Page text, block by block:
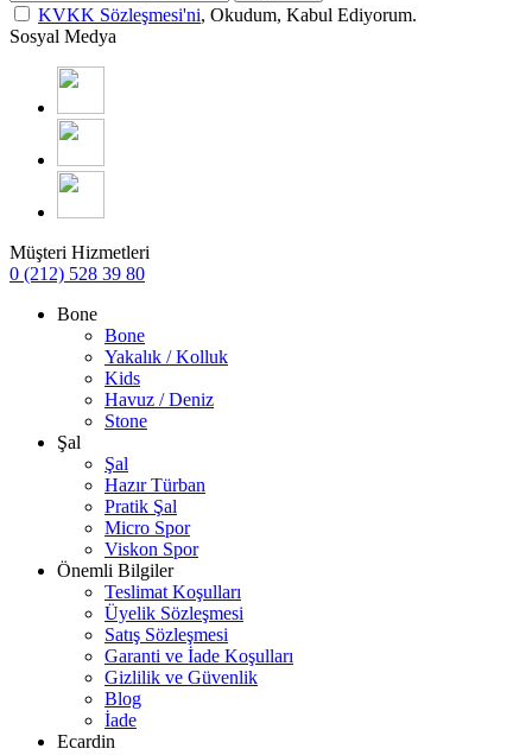
KVKK Sözleşmesi'ni, Okudum, Kabul Ediyorum.
Sosyal Medya
Müşteri Hizmetleri
0 (212) 528 39 80
Bone
Bone
Yakalık / Kolluk
Kids
Havuz / Deniz
Stone
Şal
Şal
Hazır Türban
Pratik Şal
Micro Spor
Viskon Spor
Önemli Bilgiler
Teslimat Koşulları
Üyelik Sözleşmesi
Satış Sözleşmesi
Garanti ve İade Koşulları
Gizlilik ve Güvenlik
Blog
İade
Ecardin